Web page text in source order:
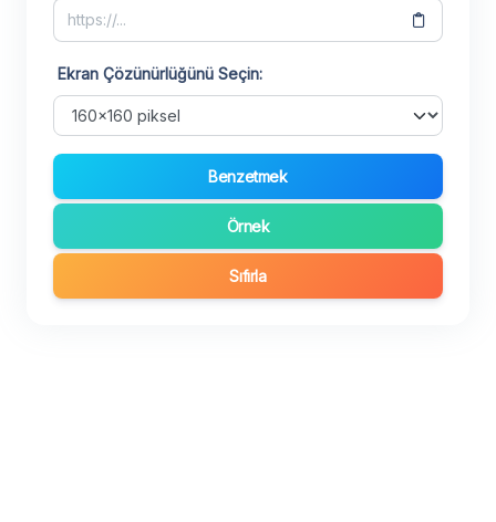
Ekran Çözünürlüğünü Seçin:
Benzetmek
Örnek
Sıfırla